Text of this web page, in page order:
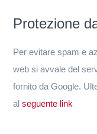
Protezione
Per evitare spam e
web si avvale del
fornito da Google.
alseguente link